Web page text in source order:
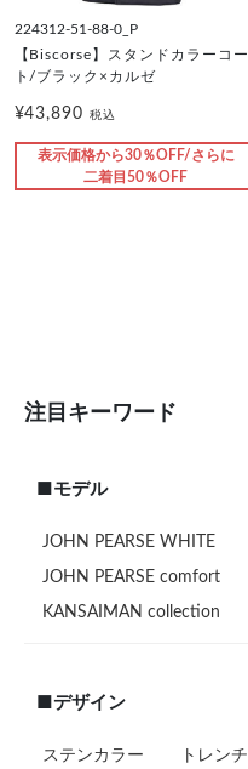
224312-51-88-0_P
【Biscorse】スタンドカラーコー
ト/ブラック×カルゼ
¥43,890税込
表示価格から30％OFF/さらに
二着目50％OFF
注目キーワード
■モデル
JOHN PEARSE WHITE
JOHN PEARSE comfort
KANSAIMAN collection
■デザイン
ステンカラー トレンチ